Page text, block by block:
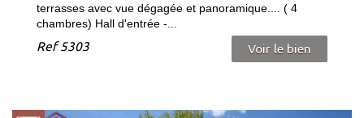
terrasses avec vue dégagée et panoramique.... ( 4
chambres) Hall d'entrée -...
Ref5303 Voir le bien